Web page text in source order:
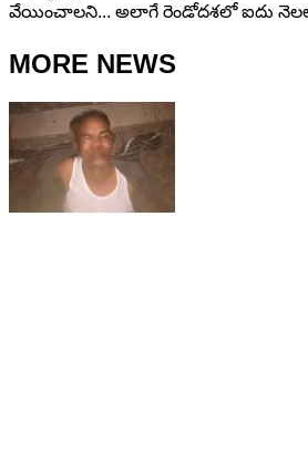
వేయించాలని... అలాగే రెండోదశలో ఐదు
MORE NEWS